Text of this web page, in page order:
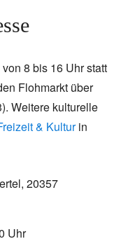
8 bis 16 Uhr statt
Flohmarkt über
Weitere kulturelle
& Kulturin
20357
Uhr